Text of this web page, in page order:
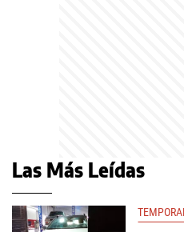
Las Más Leídas
TEMPORAL